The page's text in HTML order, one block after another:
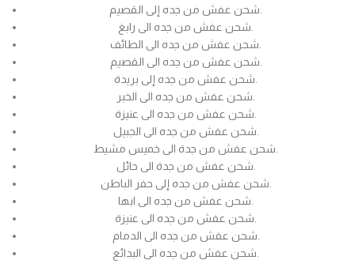
شحن عفش من جده إلى القصيم.
شحن عفش من جده الى رابغ.
شحن عفش من جده الى الطائف.
شحن عفش من جده الى القصيم.
شحن عفش من جده إلى بريدة.
شحن عفش من جده الى الخبر.
شحن عفش من جده الى عنيزة.
شحن عفش من جده الى الجبيل.
شحن عفش من جدة الى خميس مشيط.
شحن عفش من جدة الى حائل.
شحن عفش من جده إلى حفر الباطن.
شحن عفش من جده الى ابها.
شحن عفش من جده الى عنيزة.
شحن عفش من جده الى الدمام.
شحن عفش من جده الى البدائع.